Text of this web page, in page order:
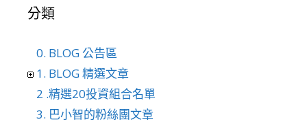
分類
0. BLOG 公告區
1. BLOG 精選文章
2 .精選20投資組合名單
3. 巴小智的粉絲團文章